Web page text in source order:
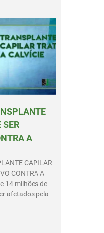
SER
A
CAPILAR
CONTRA A
14 milhões de
afetados pela